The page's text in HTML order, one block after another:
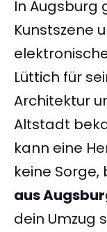
In Augsburg
Kunstszene
Lüttich für
Architektur
Altstadt
kann eine
keine Sorge,
aus
dein Umzug